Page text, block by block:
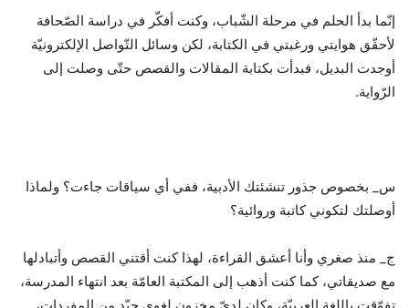
إنّما بدأ الحلم في مرحلة الشّباب، وكنت أفكّر في دراسة الصّحافة
لأحقّق هوايتي ورغبتي في الكتابة، لكن وسائل التّواصل الإلكترونيّة
أوجدت البديل، فبدأت بكتابة المقالات والقصص حتّى وصلت إلى
الرّواية.
س_ بخصوص جذور تنشئتك الأدبية، ففي أي سياقات جاءت؟ ولماذا
أوصلتك لتكوني كاتبة وروائية؟
ج_ منذ صغري وأنا أعشق القراءة، لهذا كنت أقتني القصص وأتبادلها
مع صديقاتي، كما كنت أذهب إلى المكتبة العامّة بعد انتهاء المدرسة،